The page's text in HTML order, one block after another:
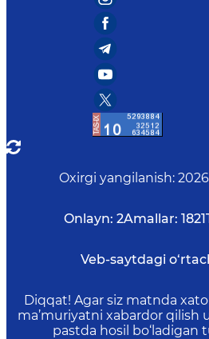
Oxirgi yangilanish:
Onlayn: 2Amallar: 1821
Veb-saytdagi
Diqqat! Agar siz matnda
ma’muriyatni xabardor qilish
pastda hosil bo‘ladigan